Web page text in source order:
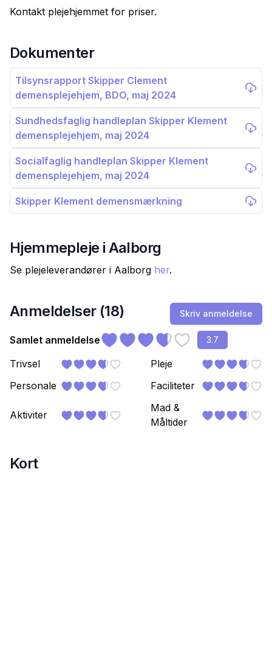
Kontakt plejehjemmet for priser.
Dokumenter
Tilsynsrapport Skipper Clement
demensplejehjem, BDO, maj 2024
Sundhedsfaglig handleplan Skipper Klement
demensplejehjem, maj 2024
Socialfaglig handleplan Skipper Klement
demensplejehjem, maj 2024
Skipper Klement demensmærkning
Hjemmepleje i Aalborg
Se plejeleverandører i Aalborg her.
Anmeldelser (18) Skriv anmeldelse
Samlet anmeldelse 3.7
Trivsel
Pleje
Personale
Faciliteter
Aktiviter
Mad &
Måltider
Kort